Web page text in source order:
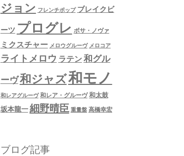
ジョン フレンチポップ ブレイクビ
ーツ プログレ ボサ・ノヴァ
ミクスチャー メロウグルーヴ メロコア
ライトメロウ ラテン 和グル
ーヴ和ジャズ和モノ
和レアグルーヴ 和レア・グルーヴ 和太鼓
坂本龍一細野晴臣 重量盤 高橋幸宏
ブログ記事